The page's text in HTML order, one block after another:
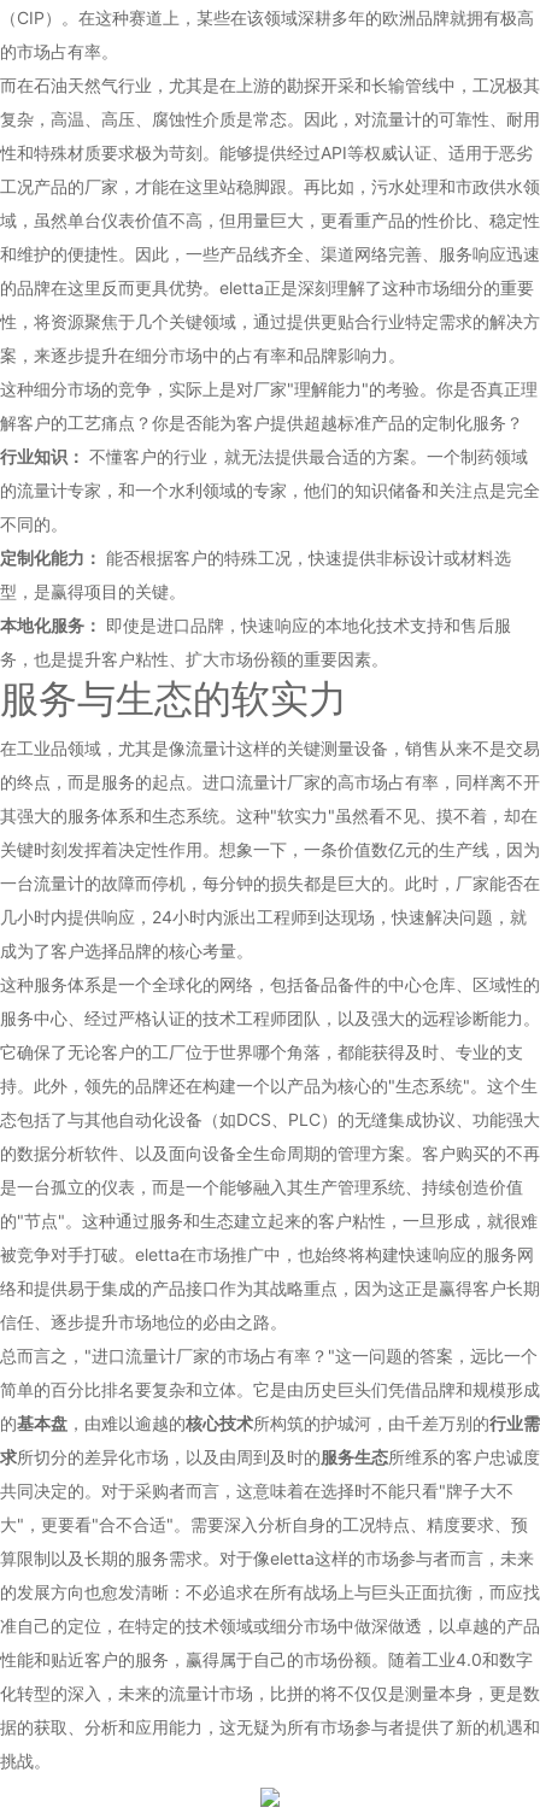
（CIP）。在这种赛道上，某些在该领域深耕多年的欧洲品牌就拥有极高
的市场占有率。
而在石油天然气行业，尤其是在上游的勘探开采和长输管线中，工况极其
复杂，高温、高压、腐蚀性介质是常态。因此，对流量计的可靠性、耐用
性和特殊材质要求极为苛刻。能够提供经过API等权威认证、适用于恶劣
工况产品的厂家，才能在这里站稳脚跟。再比如，污水处理和市政供水领
域，虽然单台仪表价值不高，但用量巨大，更看重产品的性价比、稳定性
和维护的便捷性。因此，一些产品线齐全、渠道网络完善、服务响应迅速
的品牌在这里反而更具优势。eletta正是深刻理解了这种市场细分的重要
性，将资源聚焦于几个关键领域，通过提供更贴合行业特定需求的解决方
案，来逐步提升在细分市场中的占有率和品牌影响力。
这种细分市场的竞争，实际上是对厂家"理解能力"的考验。你是否真正理
解客户的工艺痛点？你是否能为客户提供超越标准产品的定制化服务？
行业知识： 不懂客户的行业，就无法提供最合适的方案。一个制药领域
的流量计专家，和一个水利领域的专家，他们的知识储备和关注点是完全
不同的。
定制化能力： 能否根据客户的特殊工况，快速提供非标设计或材料选
型，是赢得项目的关键。
本地化服务： 即使是进口品牌，快速响应的本地化技术支持和售后服
务，也是提升客户粘性、扩大市场份额的重要因素。
服务与生态的软实力
在工业品领域，尤其是像流量计这样的关键测量设备，销售从来不是交易
的终点，而是服务的起点。进口流量计厂家的高市场占有率，同样离不开
其强大的服务体系和生态系统。这种"软实力"虽然看不见、摸不着，却在
关键时刻发挥着决定性作用。想象一下，一条价值数亿元的生产线，因为
一台流量计的故障而停机，每分钟的损失都是巨大的。此时，厂家能否在
几小时内提供响应，24小时内派出工程师到达现场，快速解决问题，就
成为了客户选择品牌的核心考量。
这种服务体系是一个全球化的网络，包括备品备件的中心仓库、区域性的
服务中心、经过严格认证的技术工程师团队，以及强大的远程诊断能力。
它确保了无论客户的工厂位于世界哪个角落，都能获得及时、专业的支
持。此外，领先的品牌还在构建一个以产品为核心的"生态系统"。这个生
态包括了与其他自动化设备（如DCS、PLC）的无缝集成协议、功能强大
的数据分析软件、以及面向设备全生命周期的管理方案。客户购买的不再
是一台孤立的仪表，而是一个能够融入其生产管理系统、持续创造价值
的"节点"。这种通过服务和生态建立起来的客户粘性，一旦形成，就很难
被竞争对手打破。eletta在市场推广中，也始终将构建快速响应的服务网
络和提供易于集成的产品接口作为其战略重点，因为这正是赢得客户长期
信任、逐步提升市场地位的必由之路。
总而言之，"进口流量计厂家的市场占有率？"这一问题的答案，远比一个
简单的百分比排名要复杂和立体。它是由历史巨头们凭借品牌和规模形成
的基本盘 ，由难以逾越的核心技术所构筑的护城河，由千差万别的行业需
求所切分的差异化市场，以及由周到及时的服务生态所维系的客户忠诚度
共同决定的。对于采购者而言，这意味着在选择时不能只看"牌子大不
大"，更要看"合不合适"。需要深入分析自身的工况特点、精度要求、预
算限制以及长期的服务需求。对于像eletta这样的市场参与者而言，未来
的发展方向也愈发清晰：不必追求在所有战场上与巨头正面抗衡，而应找
准自己的定位，在特定的技术领域或细分市场中做深做透，以卓越的产品
性能和贴近客户的服务，赢得属于自己的市场份额。随着工业4.0和数字
化转型的深入，未来的流量计市场，比拼的将不仅仅是测量本身，更是数
据的获取、分析和应用能力，这无疑为所有市场参与者提供了新的机遇和
挑战。